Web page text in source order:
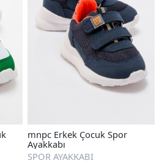
mnpc Erkek Çocuk Spor
Ayakkabı
SPOR AYAKKABI